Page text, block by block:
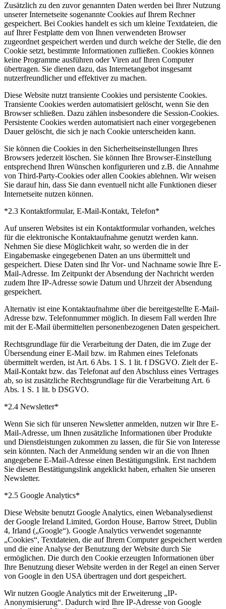
Zusätzlich zu den zuvor genannten Daten werden bei Ihrer Nutzung
unserer Internetseite sogenannte Cookies auf Ihrem Rechner
gespeichert. Bei Cookies handelt es sich um kleine Textdateien, die
auf Ihrer Festplatte dem von Ihnen verwendeten Browser
zugeordnet gespeichert werden und durch welche der Stelle, die den
Cookie setzt, bestimmte Informationen zufließen. Cookies können
keine Programme ausführen oder Viren auf Ihren Computer
übertragen. Sie dienen dazu, das Internetangebot insgesamt
nutzerfreundlicher und effektiver zu machen.
Diese Website nutzt transiente Cookies und persistente Cookies.
Transiente Cookies werden automatisiert gelöscht, wenn Sie den
Browser schließen. Dazu zählen insbesondere die Session-Cookies.
Persistente Cookies werden automatisiert nach einer vorgegebenen
Dauer gelöscht, die sich je nach Cookie unterscheiden kann.
Sie können die Cookies in den Sicherheitseinstellungen Ihres
Browsers jederzeit löschen. Sie können Ihre Browser-Einstellung
entsprechend Ihren Wünschen konfigurieren und z.B. die Annahme
von Third-Party-Cookies oder allen Cookies ablehnen. Wir weisen
Sie darauf hin, dass Sie dann eventuell nicht alle Funktionen dieser
Internetseite nutzen können.
*2.3 Kontaktformular, E-Mail-Kontakt, Telefon*
Auf unseren Websites ist ein Kontaktformular vorhanden, welches
für die elektronische Kontaktaufnahme genutzt werden kann.
Nehmen Sie diese Möglichkeit wahr, so werden die in der
Eingabemaske eingegebenen Daten an uns übermittelt und
gespeichert. Diese Daten sind Ihr Vor- und Nachname sowie Ihre E-
Mail-Adresse. Im Zeitpunkt der Absendung der Nachricht werden
zudem Ihre IP-Adresse sowie Datum und Uhrzeit der Absendung
gespeichert.
Alternativ ist eine Kontaktaufnahme über die bereitgestellte E-Mail-
Adresse bzw. Telefonnummer möglich. In diesem Fall werden Ihre
mit der E-Mail übermittelten personenbezogenen Daten gespeichert.
Rechtsgrundlage für die Verarbeitung der Daten, die im Zuge der
Übersendung einer E-Mail bzw. im Rahmen eines Telefonats
übermittelt werden, ist Art. 6 Abs. 1 S. 1 lit. f DSGVO. Zielt der E-
Mail-Kontakt bzw. das Telefonat auf den Abschluss eines Vertrages
ab, so ist zusätzliche Rechtsgrundlage für die Verarbeitung Art. 6
Abs. 1 S. 1 lit. b DSGVO.
*2.4 Newsletter*
Wenn Sie sich für unseren Newsletter anmelden, nutzen wir Ihre E-
Mail-Adresse, um Ihnen zusätzliche Informationen über Produkte
und Dienstleistungen zukommen zu lassen, die für Sie von Interesse
sein könnten. Nach der Anmeldung senden wir an die von Ihnen
angegebene E-Mail-Adresse einen Bestätigungslink. Erst nachdem
Sie diesen Bestätigungslink angeklickt haben, erhalten Sie unseren
Newsletter.
*2.5 Google Analytics*
Diese Website benutzt Google Analytics, einen Webanalysedienst
der Google Ireland Limited, Gordon House, Barrow Street, Dublin
4, Irland („Google“). Google Analytics verwendet sogenannte
„Cookies“, Textdateien, die auf Ihrem Computer gespeichert werden
und die eine Analyse der Benutzung der Website durch Sie
ermöglichen. Die durch den Cookie erzeugten Informationen über
Ihre Benutzung dieser Website werden in der Regel an einen Server
von Google in den USA übertragen und dort gespeichert.
Wir nutzen Google Analytics mit der Erweiterung „IP-
Anonymisierung“. Dadurch wird Ihre IP-Adresse von Google